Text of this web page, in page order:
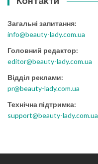
Загальні запитання:
info@beauty-lady.com.ua
Головний редактор:
editor@beauty-lady.com.ua
Відділ реклами:
pr@beauty-lady.com.ua
Технічна підтримка:
support@beauty-lady.com.ua